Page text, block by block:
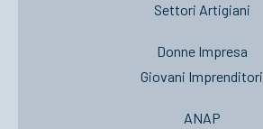
Settori Artigiani
Donne Impresa
Giovani Imprenditori
ANAP